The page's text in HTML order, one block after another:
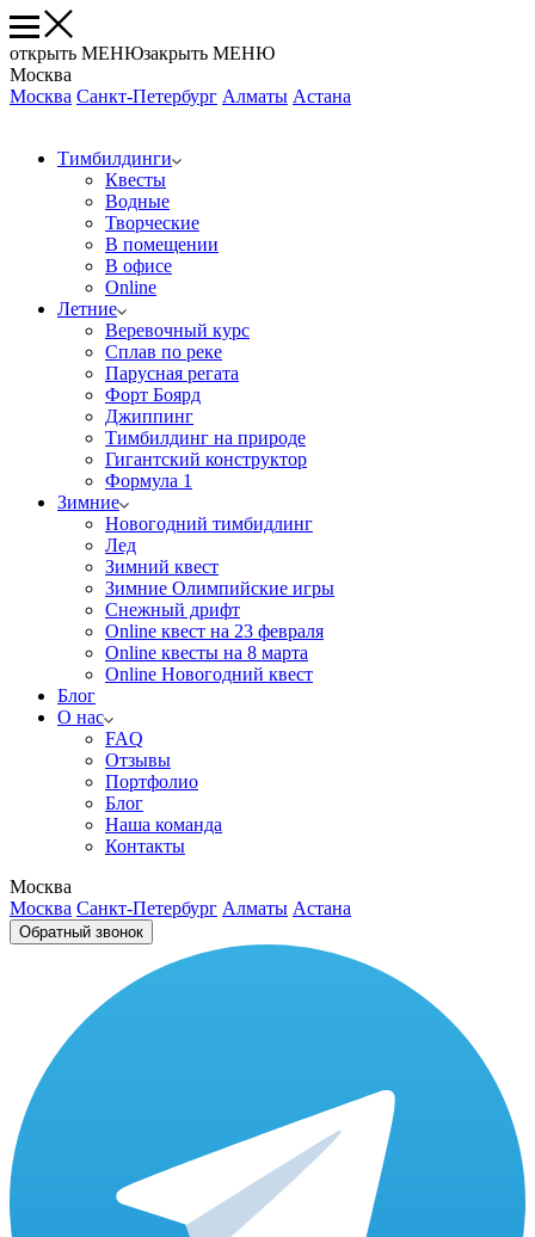
открыть МЕНЮзакрыть МЕНЮ
Москва
Москва Санкт-Петербург Алматы Астана
Тимбилдинги
Квесты
Водные
Творческие
В помещении
В офисе
Online
Летние
Веревочный курс
Сплав по реке
Парусная регата
Форт Боярд
Джиппинг
Тимбилдинг на природе
Гигантский конструктор
Формула 1
Зимние
Новогодний тимбидлинг
Лед
Зимний квест
Зимние Олимпийские игры
Снежный дрифт
Online квест на 23 февраля
Online квесты на 8 марта
Online Новогодний квест
Блог
О нас
FAQ
Отзывы
Портфолио
Блог
Наша команда
Контакты
Москва
Москва Санкт-Петербург Алматы Астана
Обратный звонок